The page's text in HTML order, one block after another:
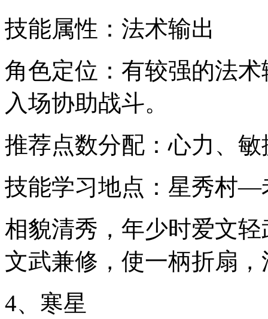
技能属性：法术输出
角色定位：有较强的法
入场协助战斗。
推荐点数分配：心力、
技能学习地点：星秀村—
相貌清秀，年少时爱文
文武兼修，使一柄折扇
4、寒星